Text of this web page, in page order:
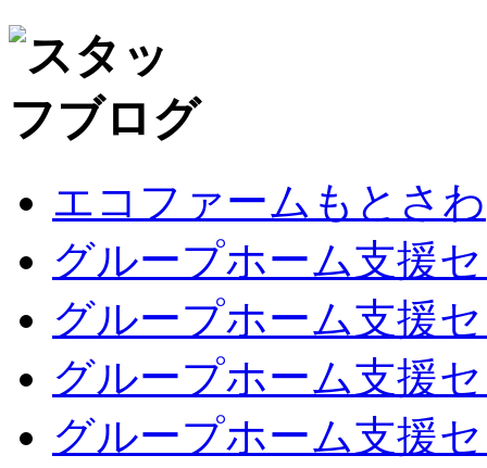
エコファームもとさわ
グループホーム支援
グループホーム支援
グループホーム支援
グループホーム支援